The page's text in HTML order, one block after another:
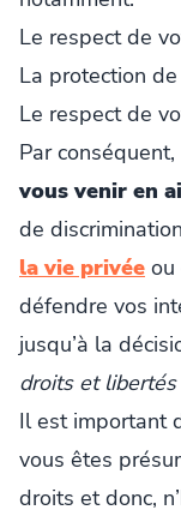
Le respect de
La protection
Le respect de
Par
vous venir en
de
la vie privée ou
défendre vos
jusqu’à la
droits et
Il est important
vous êtes
droits et donc,